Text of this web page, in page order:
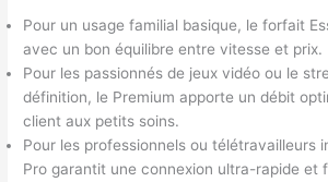
Pour un usage familial basique, le forfait
avec un bon équilibre entre vitesse et prix.
Pour les passionnés de jeux vidéo ou le
définition, le Premium apporte un débit
client aux petits soins.
Pour les professionnels ou télétravailleurs
Pro garantit une connexion ultra-rapide et